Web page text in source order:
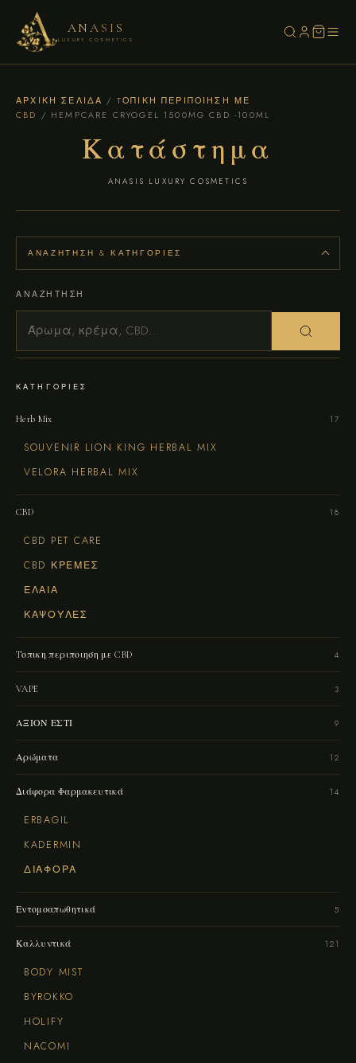
ANASIS
LUXURY COSMETICS
ΑΡΧΙΚΉ ΣΕΛΊΔΑ / TΟΠΙΚΗ ΠΕΡΙΠΟΙΗΣΗ ΜΕ
CBD / HEMPCARE CRYOGEL 1500MG CBD -100ML
Κατάστημα
ANASIS LUXURY COSMETICS
ΑΝΑΖΉΤΗΣΗ & ΚΑΤΗΓΟΡΊΕΣ
ΑΝΑΖΉΤΗΣΗ
ΚΑΤΗΓΟΡΊΕΣ
Herb Mix 17
SOUVENIR LION KING HERBAL MIX
VELORA HERBAL MIX
CBD 18
CBD PET CARE
CBD ΚΡΕΜΕΣ
ΈΛΑΙΑ
ΚΆΨΟΥΛΕΣ
Tοπικη περιποιηση με CBD 4
VAPE 3
ΑΞΙΟΝ ΕΣΤΙ 9
Αρώματα 12
Διάφορα Φαρμακευτικά 14
ERBAGIL
KADERMIN
ΔΙΆΦΟΡΑ
Εντομοαπωθητικά 5
Καλλυντικά 121
BODY MIST
BYROKKO
HOLIFY
NACOMI